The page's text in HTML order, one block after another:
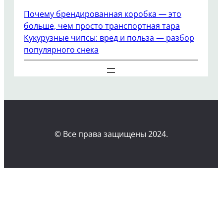
Почему брендированная коробка — это
больше, чем просто транспортная тара
Кукурузные чипсы: вред и польза — разбор
популярного снека
© Все права защищены 2024.